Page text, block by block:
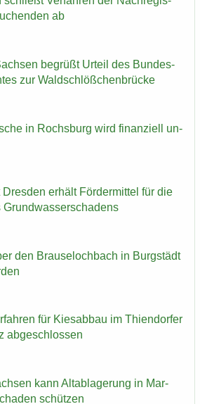
ab
be­grüßt Ur­teil des Bun­des­
zur Wald­schlöß­chen­brü­cke
in Rochs­burg wird fi­nan­zi­ell un­
Dres­den er­hält För­der­mit­tel für die
den Brau­se­loch­bach in Burg­städt
für Kies­ab­bau im Thi­en­dor­fer
ab­ge­schlos­sen
kann Alt­ab­la­ge­rung in Mar­
schüt­zen